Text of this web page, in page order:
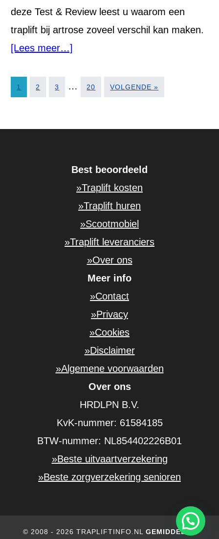
deze Test & Review leest u waarom een
traplift bij artrose zoveel verschil kan maken.
[Lees meer…]
1 2 3 … 20 VOLGENDE »
Best beoordeeld
»Traplift kosten
»Traplift huren
»Scootmobiel
»Traplift leveranciers
»Over ons
Meer info
»Contact
»Privacy
»Cookies
»Disclaimer
»Algemene voorwaarden
Over ons
HRDLPN B.V.
KvK-nummer: 61584185
BTW-nummer: NL854402226B01
»Beste uitvaartverzekering
»Beste zorgverzekering senioren
© 2008 - 2026 TRAPLIFTINFO.NL GEMIDDELDE